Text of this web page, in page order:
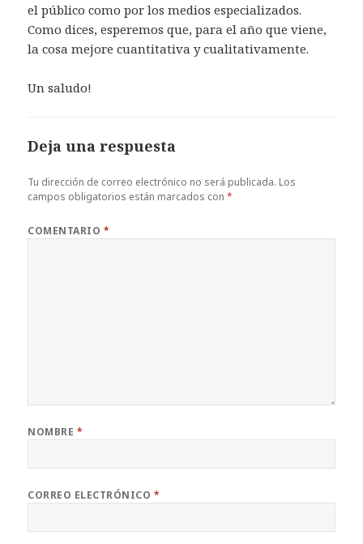
el público como por los medios especializados.
Como dices, esperemos que, para el año que viene,
la cosa mejore cuantitativa y cualitativamente.
Un saludo!
Deja una respuesta
Tu dirección de correo electrónico no será publicada. Los
campos obligatorios están marcados con*
COMENTARIO *
NOMBRE *
CORREO ELECTRÓNICO *